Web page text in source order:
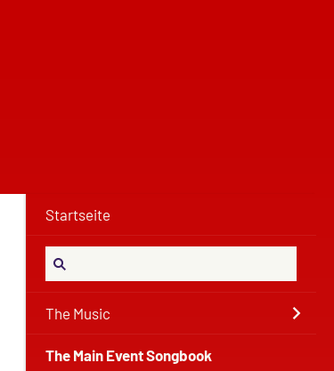
Startseite
The Music
The Main Event Songbook